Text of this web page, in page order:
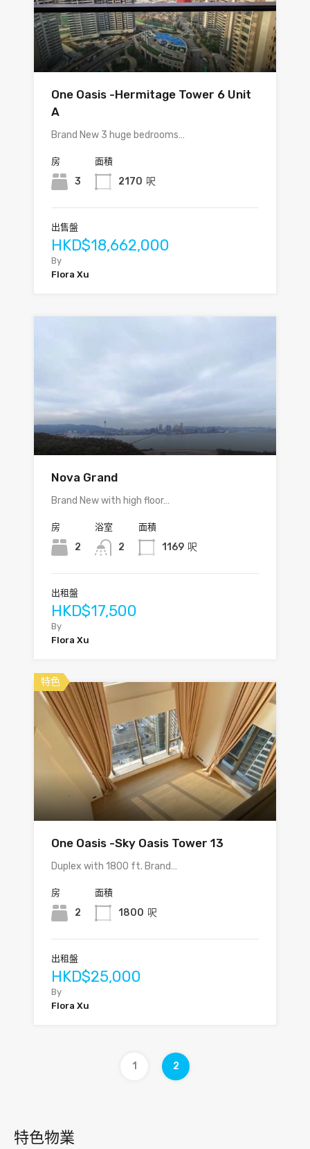
One Oasis -Hermitage Tower 6 Unit
A
Brand New 3 huge bedrooms…
房
3
面積
2170 呎
出售盤
HKD$18,662,000
By
Flora Xu
Nova Grand
Brand New with high floor…
房
2
浴室
2
面積
1169 呎
出租盤
HKD$17,500
By
Flora Xu
特色
One Oasis -Sky Oasis Tower 13
Duplex with 1800 ft. Brand…
房
2
面積
1800 呎
出租盤
HKD$25,000
By
Flora Xu
1 2
特色物業